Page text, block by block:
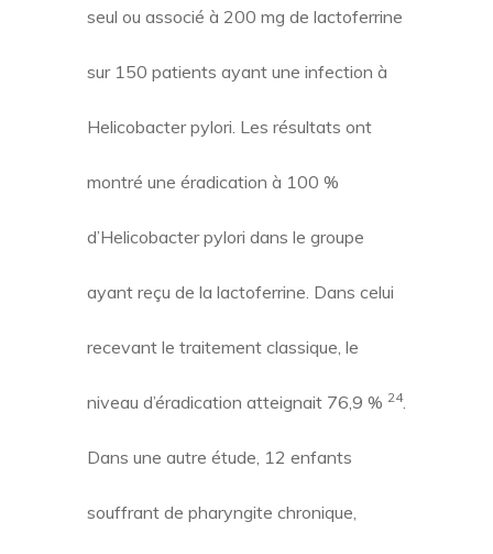
seul ou associé à 200 mg de lactoferrine
sur 150 patients ayant une infection à
Helicobacter pylori. Les résultats ont
montré une éradication à 100 %
d’Helicobacter pylori dans le groupe
ayant reçu de la lactoferrine. Dans celui
recevant le traitement classique, le
niveau d’éradication atteignait 76,9 % 24.
Dans une autre étude, 12 enfants
souffrant de pharyngite chronique,